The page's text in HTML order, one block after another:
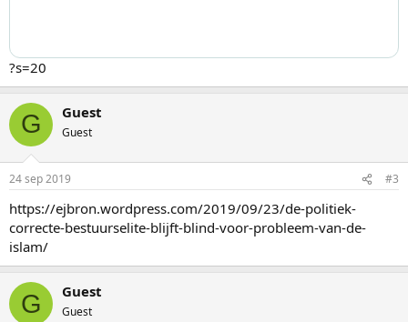
?s=20
G Guest
Guest
24 sep 2019 #3
https://ejbron.wordpress.com/2019/09/23/de-politiek-
correcte-bestuurselite-blijft-blind-voor-probleem-van-de-
islam/
G Guest
Guest